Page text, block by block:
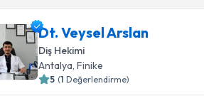
Dt. Veysel Arslan
Diş Hekimi
Antalya, Finike
5 (1 Değerlendirme)